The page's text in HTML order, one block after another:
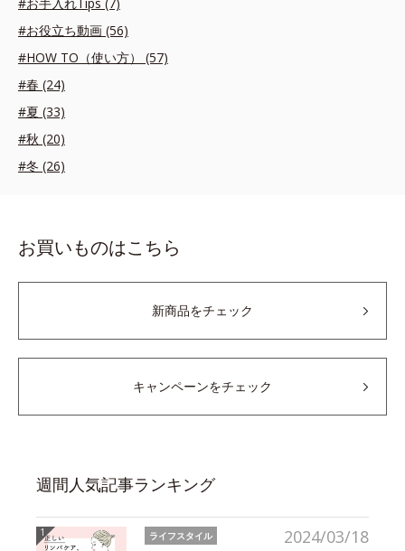
#お役立ち動画 (56)
#HOW TO（使い方） (57)
#春 (24)
#夏 (33)
#秋 (20)
#冬 (26)
お買いものはこちら
新商品をチェック
キャンペーンをチェック
週間人気記事ランキング
2024/03/18
ライフスタイル